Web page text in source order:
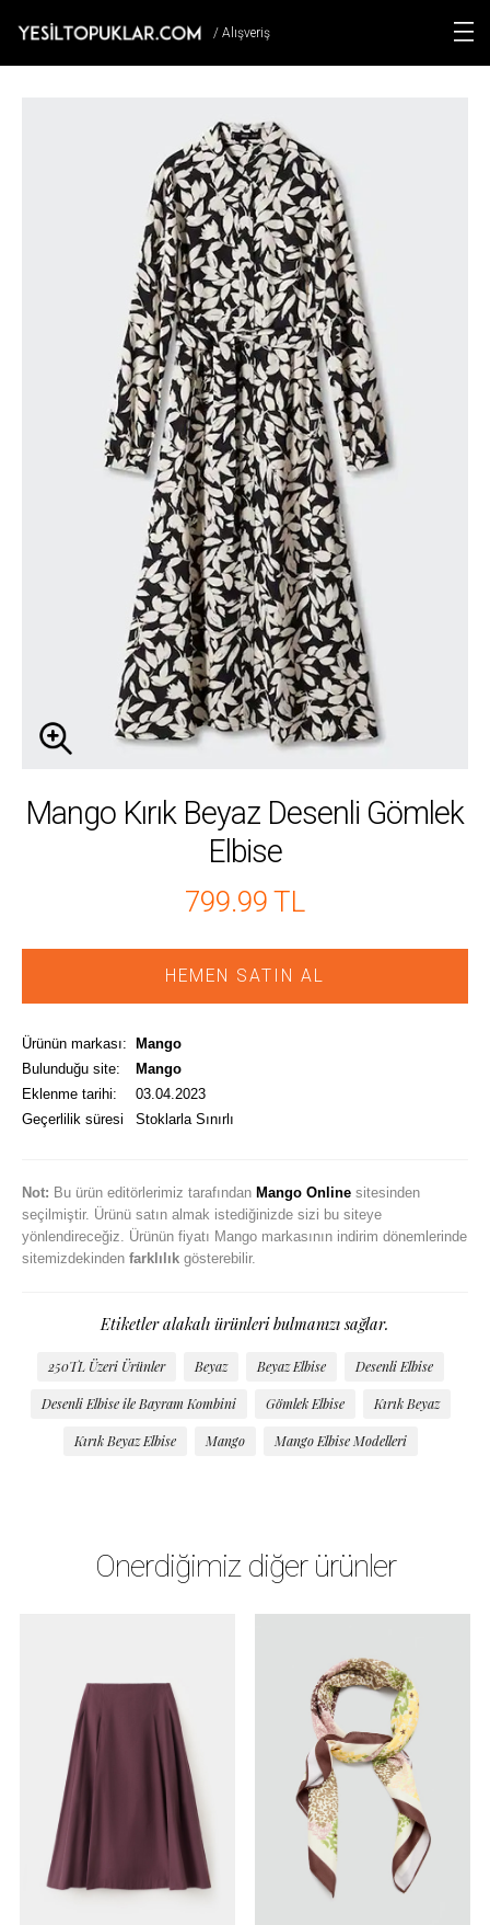
/ Alışveriş
Mango Kırık Beyaz Desenli Gömlek
Elbise
799.99 TL
HEMEN SATIN AL
Ürünün markası:
Mango
Bulunduğu site:
Mango
Eklenme tarihi:
03.04.2023
Geçerlilik süresi
Stoklarla Sınırlı
Not: Bu ürün editörlerimiz tarafından Mango Onlinesitesinden
seçilmiştir. Ürünü satın almak istediğinizde sizi bu siteye
yönlendireceğiz. Ürünün fiyatı Mango markasının indirim dönemlerinde
sitemizdekinden farklılıkgösterebilir.
Etiketler alakalı ürünleri bulmanızı sağlar.
250TL Üzeri Ürünler Beyaz Beyaz Elbise Desenli Elbise
Desenli Elbise ile Bayram Kombini Gömlek Elbise Kırık Beyaz
Kırık Beyaz Elbise Mango Mango Elbise Modelleri
Önerdiğimiz diğer ürünler